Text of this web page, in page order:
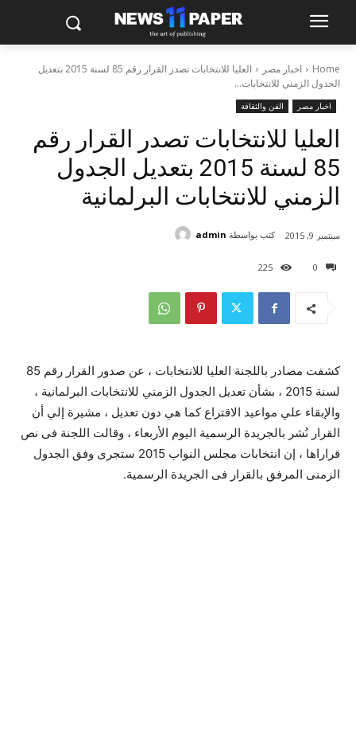
Home اخبار مصر
العليا للانتخابات تصدر القرار رقم 85 لسنة 2015 بتعديل
الجدول الزمني للانتخابات...
اخبار مصر الفن والثقافة
العليا للانتخابات تصدر القرار رقم
85 لسنة 2015 بتعديل الجدول
الزمني للانتخابات البرلمانية
0
225
سبتمبر 9, 2015 كتب بواسطة admin
كشفت مصادر باللجنة العليا للانتخابات ، عن صدور القرار رقم 85
لسنة 2015 ، بشأن تعديل الجدول الزمني للانتخابات البرلمانية ،
والإبقاء علي مواعيد الاقتراع كما هي دون تعديل ، مشيرة إلي أن
القرار نُشر بالجريدة الرسمية اليوم الأربعاء ، وقالت اللجنة فى نص
قراراها ، إن انتخابات مجلس النواب 2015 ستجرى وفق الجدول
الزمنى المرفق بالقرار فى الجريدة الرسمية.